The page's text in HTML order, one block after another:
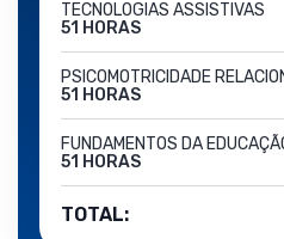
TECNOLOGIAS ASSISTIVAS
51 HORAS
PSICOMOTRICIDADE
51 HORAS
FUNDAMENTOS DA
51 HORAS
TOTAL: